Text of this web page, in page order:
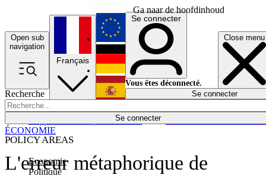
Ga naar de hoofdinhoud
Open sub
navigation
Close menu
Recherche
Se connecter
POLICY AREAS
Economie
Politique
Économie
Français
English
Deutsch
Español
Se connecter
Vous êtes déconnecté.
Se connecter
L'erreur métaphorique de
ÉCONOMIE